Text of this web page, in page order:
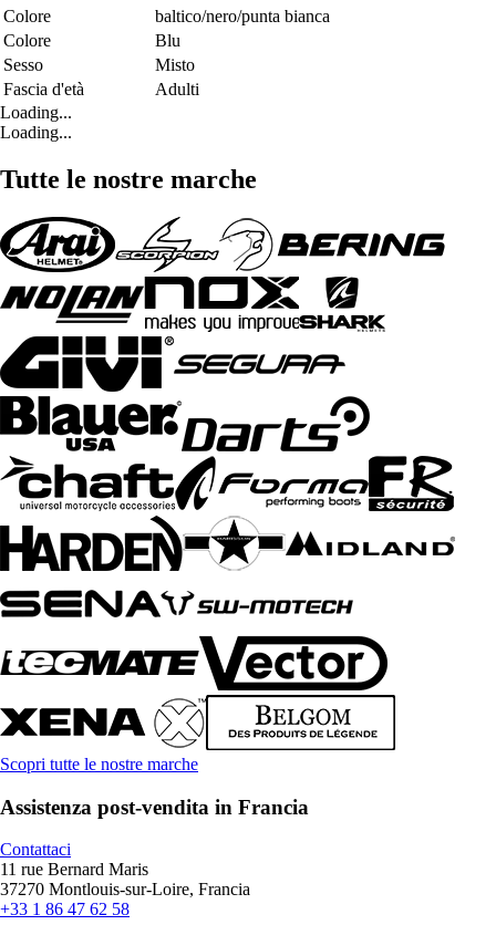
Colore
baltico/nero/punta bianca
Colore
Blu
Sesso
Misto
Fascia d'età
Adulti
Loading...
Loading...
Tutte le nostre marche
Scopri tutte le nostre marche
Assistenza post-vendita in Francia
Contattaci
11 rue Bernard Maris
37270 Montlouis-sur-Loire, Francia
+33 1 86 47 62 58